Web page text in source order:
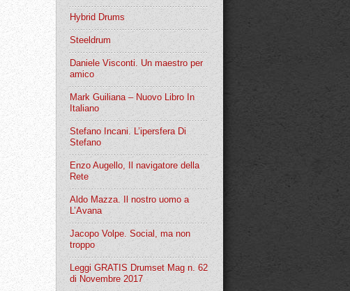
Hybrid Drums
Steeldrum
Daniele Visconti. Un maestro per
amico
Mark Guiliana – Nuovo Libro In
Italiano
Stefano Incani. L’ipersfera Di
Stefano
Enzo Augello, Il navigatore della
Rete
Aldo Mazza. Il nostro uomo a
L’Avana
Jacopo Volpe. Social, ma non
troppo
Leggi GRATIS Drumset Mag n. 62
di Novembre 2017